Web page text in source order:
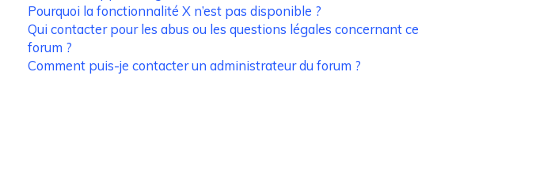
Pourquoi la fonctionnalité X n’est pas disponible ?
Qui contacter pour les abus ou les questions légales concernant ce
forum ?
Comment puis-je contacter un administrateur du forum ?